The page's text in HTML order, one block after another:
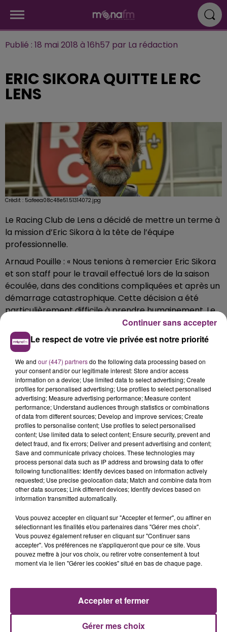
Publié : 18 mai 2018 à 16h57 par La rédaction
ERIC SIKORA QUITTE LE RC
LENS
Crédit : 5afeea08c48e51.51314072.jpg
Le Racing Club de Lens a décidé de mettre un terme à
la mission d’Eric Sikora à la tête de l’équipe
professionnelle.
Arnaud Pouille : « Nous tenions à remercier Eric Sikora
et son staff pour le travail effectué lors de la saison
écoulée, dans des conditions compliquées et après un
démarrage catastrophique. Cette décision a été
particulièrement difficile à prendre humainement. Le
Club et Eric se rencontreront prochainement pour
envisager les prochaines étapes de leur collaboration.
Le RC Lens se réserve le temps nécessaire pour
dévoiler sa nouvelle organisation à la tête de l’équipe
première du club.
La Bulle - Guinguette éphémère
de Frelinghien !
éclipse solaire du 12 Août 2026
158 pompiers de la région sont
partis hier soir pour la Gironde
Le respect de votre vie privée est notre priorité
We and our (447) partnersdo the following data processing based on
your consent and/or our legitimate interest: Store and/or access
information on a device; Use limited data to select advertising; Create
profiles for personalised advertising; Use profiles to select personalised
advertising; Measure advertising performance; Measure content
performance; Understand audiences through statistics or combinations
of data from different sources; Develop and improve services; Create
profiles to personalise content; Use profiles to select personalised
content; Use limited data to select content; Ensure security, prevent and
detect fraud, and fix errors; Deliver and present advertising and content;
Save and communicate privacy choices. These technologies may
process personal data such as IP address and browsing data to offer
following functionalities: Identify devices based on information actively
requested; Use precise geolocation data; Match and combine data from
other data sources; Link different devices; Identify devices based on
information transmitted automatically.
Vous pouvez accepter en cliquant sur "Accepter et fermer", ou affiner en
sélectionnant les finalités et/ou partenaires dans "Gérer mes choix".
Vous pouvez également refuser en cliquant sur "Continuer sans
accepter". Vos préférences ne s'appliqueront que pour ce site. Vous
pouvez mettre à jour vos choix, ou retirer votre consentement à tout
moment via le lien "Gérer les cookies" situé en bas de chaque page.
Gérer mes choix
Accepter et fermer
Continuer sans accepter